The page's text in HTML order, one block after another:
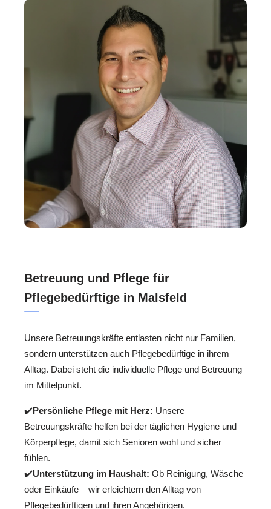
Betreuung und Pflege für
Pflegebedürftige in Malsfeld
Unsere Betreuungskräfte entlasten nicht nur Familien,
sondern unterstützen auch Pflegebedürftige in ihrem
Alltag. Dabei steht die individuelle Pflege und Betreuung
im Mittelpunkt.
✔️Persönliche Pflege mit Herz: Unsere
Betreuungskräfte helfen bei der täglichen Hygiene und
Körperpflege, damit sich Senioren wohl und sicher
fühlen.
✔️Unterstützung im Haushalt: Ob Reinigung, Wäsche
oder Einkäufe – wir erleichtern den Alltag von
Pflegebedürftigen und ihren Angehörigen.